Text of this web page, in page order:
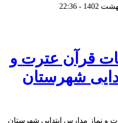
قرآن عترت و
شهرستان